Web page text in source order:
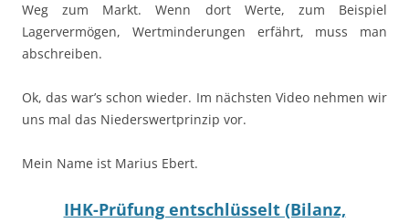
Weg zum Markt. Wenn dort Werte, zum Beispiel
Lagervermögen, Wertminderungen erfährt, muss man
abschreiben.
Ok, das war’s schon wieder. Im nächsten Video nehmen wir
uns mal das Niederswertprinzip vor.
Mein Name ist Marius Ebert.
IHK-Prüfung entschlüsselt (Bilanz,